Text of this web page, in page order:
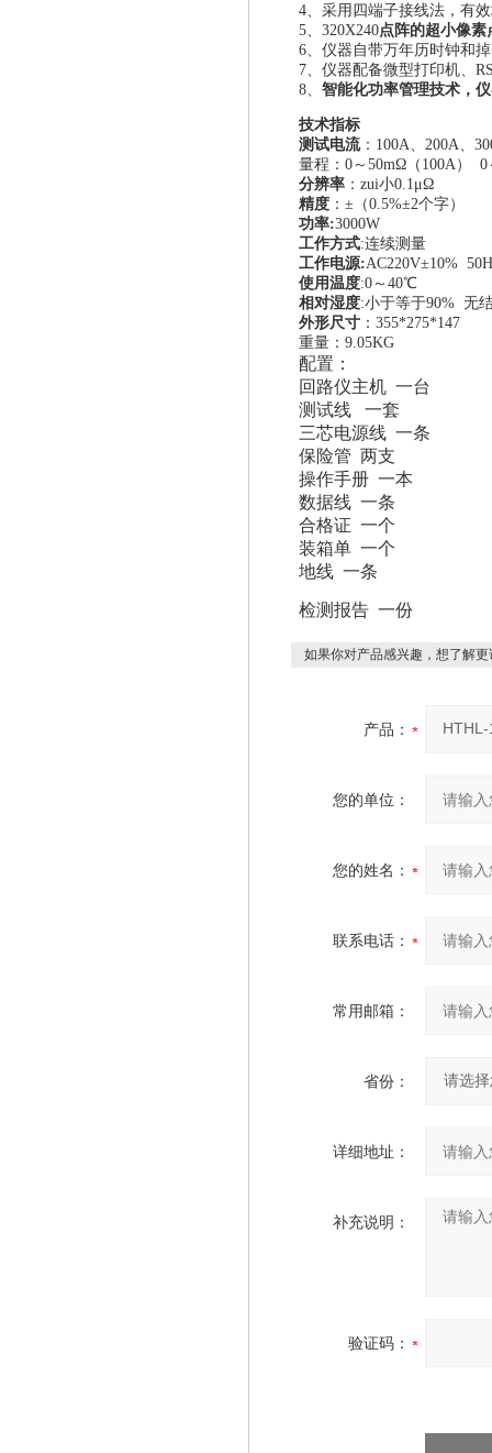
4、采用四端子接线法，有
5、320X240点阵的超小像
6、仪器自带万年历时钟和
7、仪器配备微型打印机、
8、 智能化功率管理技术，
技术指标
测试电流：100A、200A、
量程：0～50mΩ（100A）
分辨率 ：zui小0.1μΩ
精度 ：±（0.5%±2个字）
功率:3000W
工作方式:连续测量
工作电源:AC220V±10%
使用温度:0～40℃
相对湿度:小于等于90% 无
外形尺寸 ：355*275*147
重量：9.05KG
配置：
回路仪主机 一台
测试线 一套
三芯电源线 一条
保险管 两支
操作手册 一本
数据线 一条
合格证 一个
装箱单 一个
地线 一条
检测报告 一份
如果你对产品感兴趣，想了解
产品：
您的单位：
您的姓名：
联系电话：
常用邮箱：
省份：
详细地址：
补充说明：
验证码：